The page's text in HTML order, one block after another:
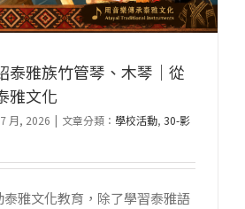
泰雅族竹管琴、木琴｜從
雅文化
月, 2026 | 文章分類： 學校活動, 30-影
雅文化教育，除了學習泰雅語